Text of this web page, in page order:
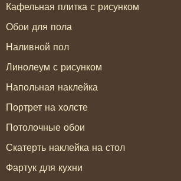
Кафельная плитка с рисунком
Обои для пола
Наливной пол
Линолеум с рисунком
Напольная наклейка
Портрет на холсте
Потолочные обои
Скатерть наклейка на стол
Фартук для кухни